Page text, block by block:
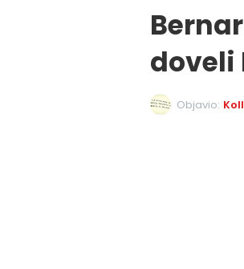
doveli
Objavio: